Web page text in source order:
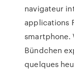
navigateur
applications
smartphone.
Bündchen
quelques